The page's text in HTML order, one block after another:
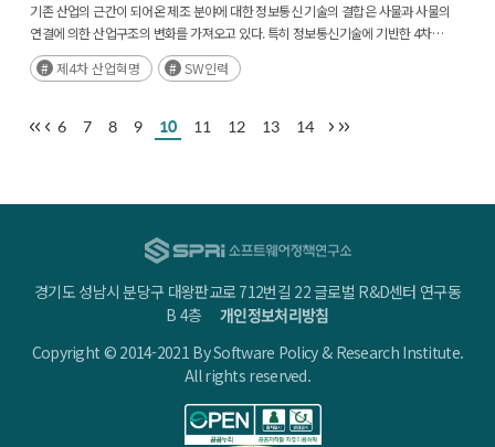
기존 산업의 근간이 되어온 제조 분야에 대한 정보통신 기술의 결합은 사물과 사물의
연결에 의한 산업구조의 변화를 가져오고 있다. 특히 정보통신기술에 기반한 4차
산업혁명은 기존 산업 구조로 하여금 파괴적 양상으로 나타나고 있다. 이 중 가장 큰
변화는 일자리 수의 감소 또는 신규 일자리의 출현이다. (후략)
제4차 산업혁명 SW인력
6 7 8 9 10 11 12 13 14
경기도 성남시 분당구 대왕판교로 712번길 22 글로벌 R&D센터 연구동
B 4층개인정보처리방침
Copyright © 2014-2021 By Software Policy & Research Institute.
All rights reserved.